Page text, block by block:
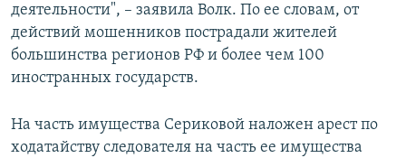
деятельности", – заявила Волк. По ее словам, от
действий мошенников пострадали жителей
большинства регионов РФ и более чем 100
иностранных государств.
На часть имущества Сериковой наложен арест по
ходатайству следователя на часть ее имущества